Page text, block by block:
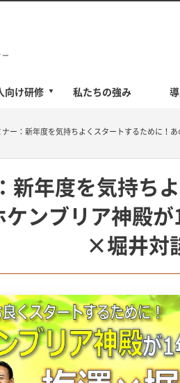
向け研修 私たちの強み
ナー：新年度を気持ちよくスタートするために！
新年度を気持ち
ケンブリア神殿
×堀井対